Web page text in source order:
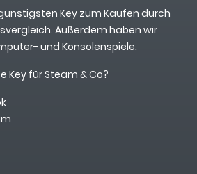
Key zum Kaufen durch
Außerdem haben wir
und Konsolenspiele.
Key für Steam & Co?